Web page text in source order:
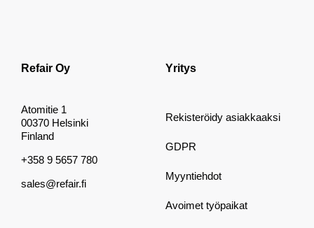
Refair Oy
Atomitie 1
00370 Helsinki
Finland
+358 9 5657 780
sales@refair.fi
Yritys
Rekisteröidy asiakkaaksi
GDPR
Myyntiehdot
Avoimet työpaikat